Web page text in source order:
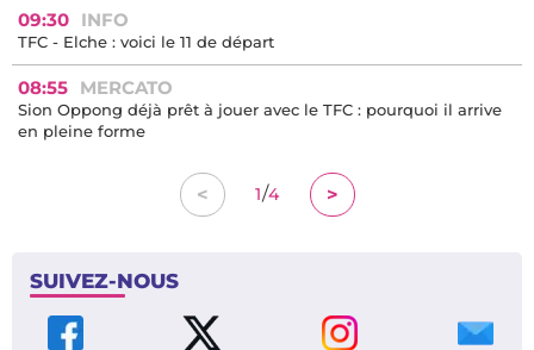
09:30 INFO
TFC - Elche : voici le 11 de départ
08:55 MERCATO
Sion Oppong déjà prêt à jouer avec le TFC : pourquoi il arrive
en pleine forme
< 1/4 >
SUIVEZ-NOUS